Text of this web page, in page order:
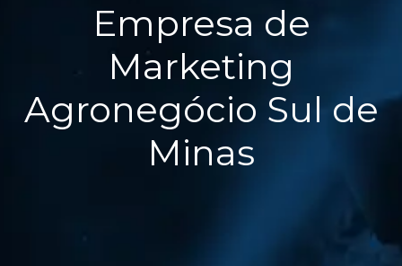
Empresa de
Marketing
Agronegócio Sul de
Minas